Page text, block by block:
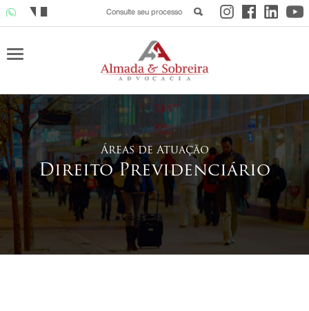
Consulte seu processo
Áreas de Atuação
Direito Previdenciário